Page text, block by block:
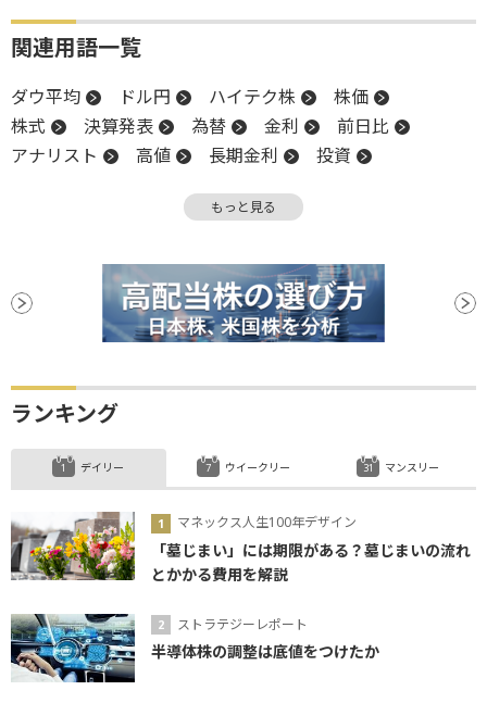
関連用語一覧
ダウ平均 ドル円 ハイテク株
株価
株式
決算発表 為替 金利
前日比
アナリスト
高値 長期金利
投資
NASDAQ 上値
もっと見る
ランキング
デイリー
マネックス人生100年デザイン
「墓じまい」には期限がある？墓じまいの流れ
とかかる費用を解説
ストラテジーレポート
半導体株の調整は底値をつけたか
ウイークリー マンスリー